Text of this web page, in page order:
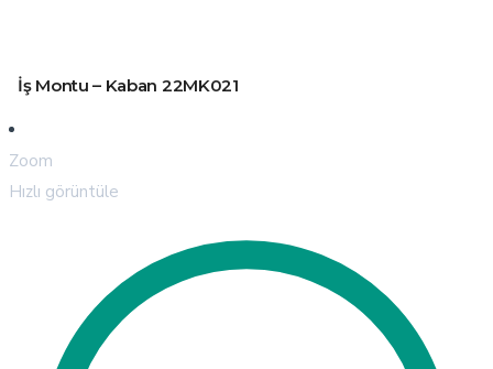
İş Montu – Kaban 22MK021
Zoom
Hızlı görüntüle